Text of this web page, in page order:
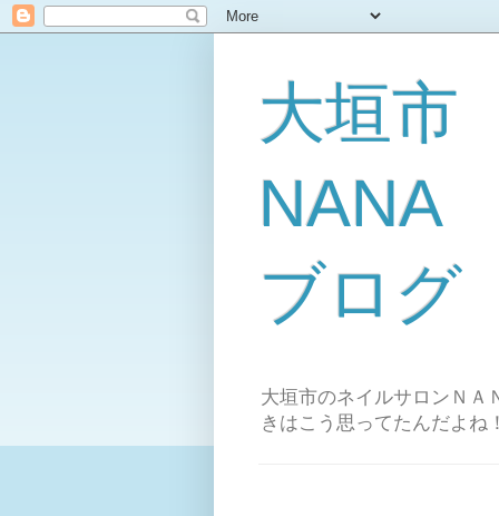
大垣市
NANA
ブログ
大垣市のネイルサロンＮＡ
きはこう思ってたんだよ